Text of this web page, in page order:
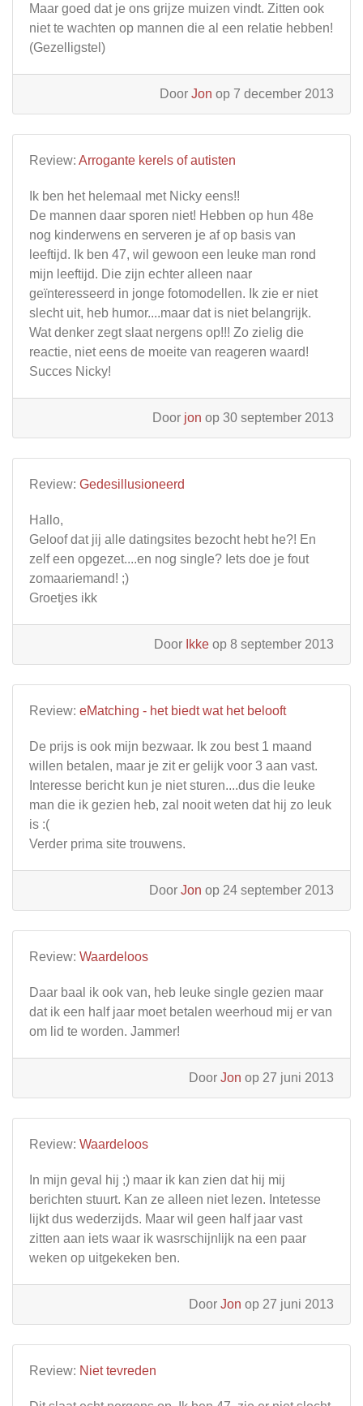
Maar goed dat je ons grijze muizen vindt. Zitten ook
niet te wachten op mannen die al een relatie hebben!
(Gezelligstel)
Door Jon op 7 december 2013
Review: Arrogante kerels of autisten
Ik ben het helemaal met Nicky eens!!
De mannen daar sporen niet! Hebben op hun 48e
nog kinderwens en serveren je af op basis van
leeftijd. Ik ben 47, wil gewoon een leuke man rond
mijn leeftijd. Die zijn echter alleen naar
geïnteresseerd in jonge fotomodellen. Ik zie er niet
slecht uit, heb humor....maar dat is niet belangrijk.
Wat denker zegt slaat nergens op!!! Zo zielig die
reactie, niet eens de moeite van reageren waard!
Succes Nicky!
Door jon op 30 september 2013
Review: Gedesillusioneerd
Hallo,
Geloof dat jij alle datingsites bezocht hebt he?! En
zelf een opgezet....en nog single? Iets doe je fout
zomaariemand! ;)
Groetjes ikk
Door Ikke op 8 september 2013
Review: eMatching - het biedt wat het belooft
De prijs is ook mijn bezwaar. Ik zou best 1 maand
willen betalen, maar je zit er gelijk voor 3 aan vast.
Interesse bericht kun je niet sturen....dus die leuke
man die ik gezien heb, zal nooit weten dat hij zo leuk
is :(
Verder prima site trouwens.
Door Jon op 24 september 2013
Review: Waardeloos
Daar baal ik ook van, heb leuke single gezien maar
dat ik een half jaar moet betalen weerhoud mij er van
om lid te worden. Jammer!
Door Jon op 27 juni 2013
Review: Waardeloos
In mijn geval hij ;) maar ik kan zien dat hij mij
berichten stuurt. Kan ze alleen niet lezen. Intetesse
lijkt dus wederzijds. Maar wil geen half jaar vast
zitten aan iets waar ik wasrschijnlijk na een paar
weken op uitgekeken ben.
Door Jon op 27 juni 2013
Review: Niet tevreden